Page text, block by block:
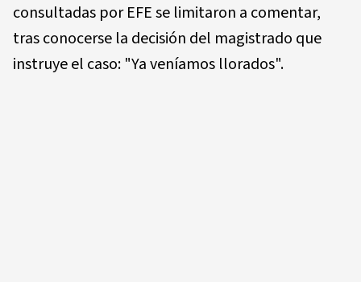
consultadas por EFE se limitaron a comentar,
tras conocerse la decisión del magistrado que
instruye el caso: "Ya veníamos llorados".